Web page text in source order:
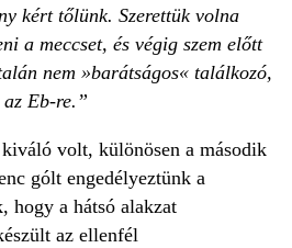
kért tőlünk. Szerettük volna
a meccset, és végig szem előtt
nem »barátságos« találkozó,
az Eb-re.”
volt, különösen a második
gólt engedélyeztünk a
hogy a hátsó alakzat
az ellenfél